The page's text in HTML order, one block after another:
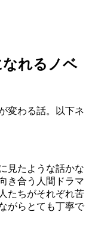
れるノベ
変わる話。以下ネ
見たような話かな
き合う人間ドラマ
たちがそれぞれ苦
がらとても丁寧で